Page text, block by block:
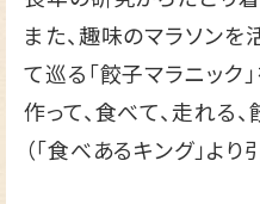
また、趣味のマラソン
て巡る「餃子マラニック
作って、食べて、走れる
（「食べあるキング」より